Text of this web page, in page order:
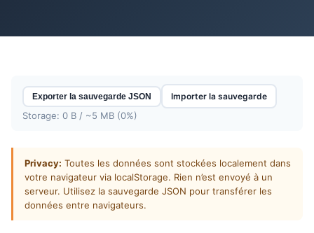
Exporter la sauvegarde JSON Importer la sauvegarde
Storage: 0 B / ~5 MB (0%)
Privacy: Toutes les données sont stockées localement dans
votre navigateur via localStorage. Rien n’est envoyé à un
serveur. Utilisez la sauvegarde JSON pour transférer les
données entre navigateurs.